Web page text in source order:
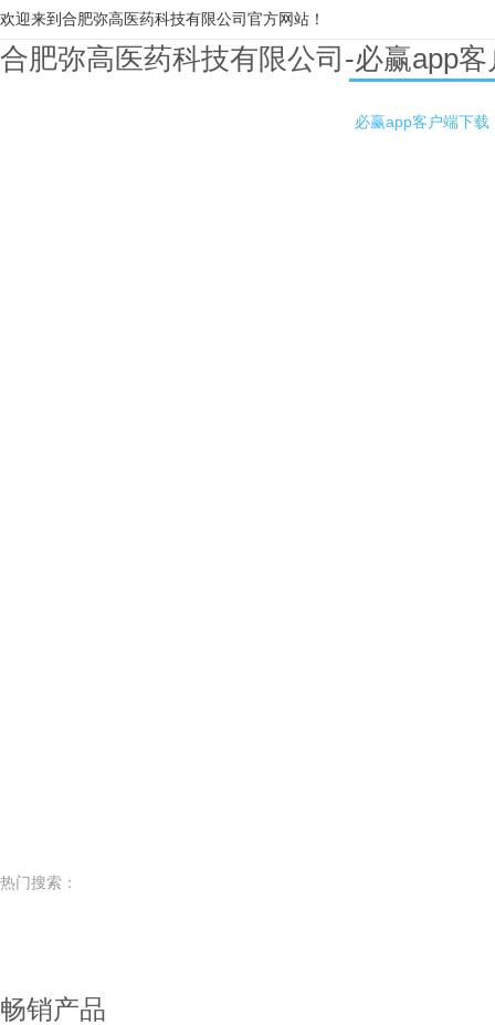
欢迎来到合肥弥高医药科技有限公司官方网站！
合肥弥高医药科技有限公司-必赢app
必赢app客户端下载
热门搜索：
畅销产品